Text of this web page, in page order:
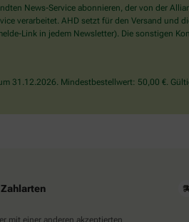
Mensch?
Dann
wählen
Stern.
News-Service abonnieren, der von der
verarbeitet. AHD setzt für den Versand
Link in jedem Newsletter). Die sonstigen
31.12.2026. Mindestbestellwert: 50,00 €.
Zahlarten
mit einer anderen akzeptierten